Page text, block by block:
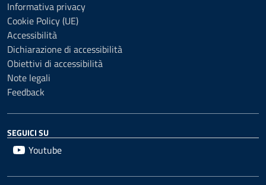
Informativa privacy
Cookie Policy (UE)
Accessibilità
Dichiarazione di accessibilità
Obiettivi di accessibilità
Note legali
Feedback
SEGUICI SU
Youtube